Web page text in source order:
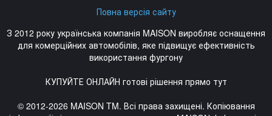
Повна версія сайту
З 2012 року українська компанія MAISON виробляє оснащення
для комерційних автомобілів, яке підвищує ефективність
використання фургону
КУПУЙТЕ ОНЛАЙН готові рішення прямо тут
© 2012-2026 MAISON TM. Всі права захищені. Копіювання